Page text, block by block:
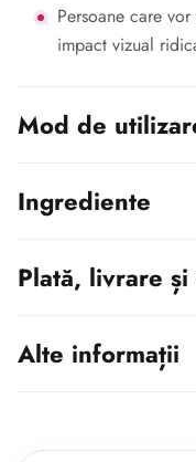
Persoane care
impact vizual
Mod de
Ingrediente
Plată, livrare
Alte informații